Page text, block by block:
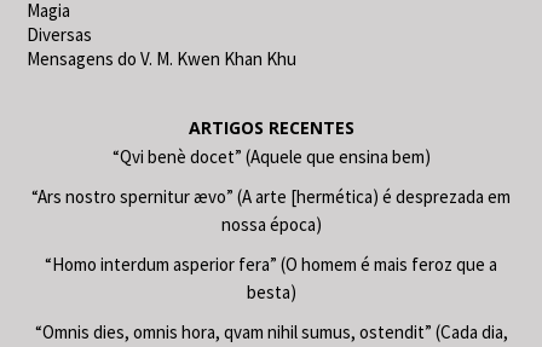
Magia
Diversas
Mensagens do V. M. Kwen Khan Khu
ARTIGOS RECENTES
“Qvi benè docet” (Aquele que ensina bem)
“Ars nostro spernitur ævo” (A arte [hermética) é desprezada em
nossa época)
“Homo interdum asperior fera” (O homem é mais feroz que a
besta)
“Omnis dies, omnis hora, qvam nihil sumus, ostendit” (Cada dia,